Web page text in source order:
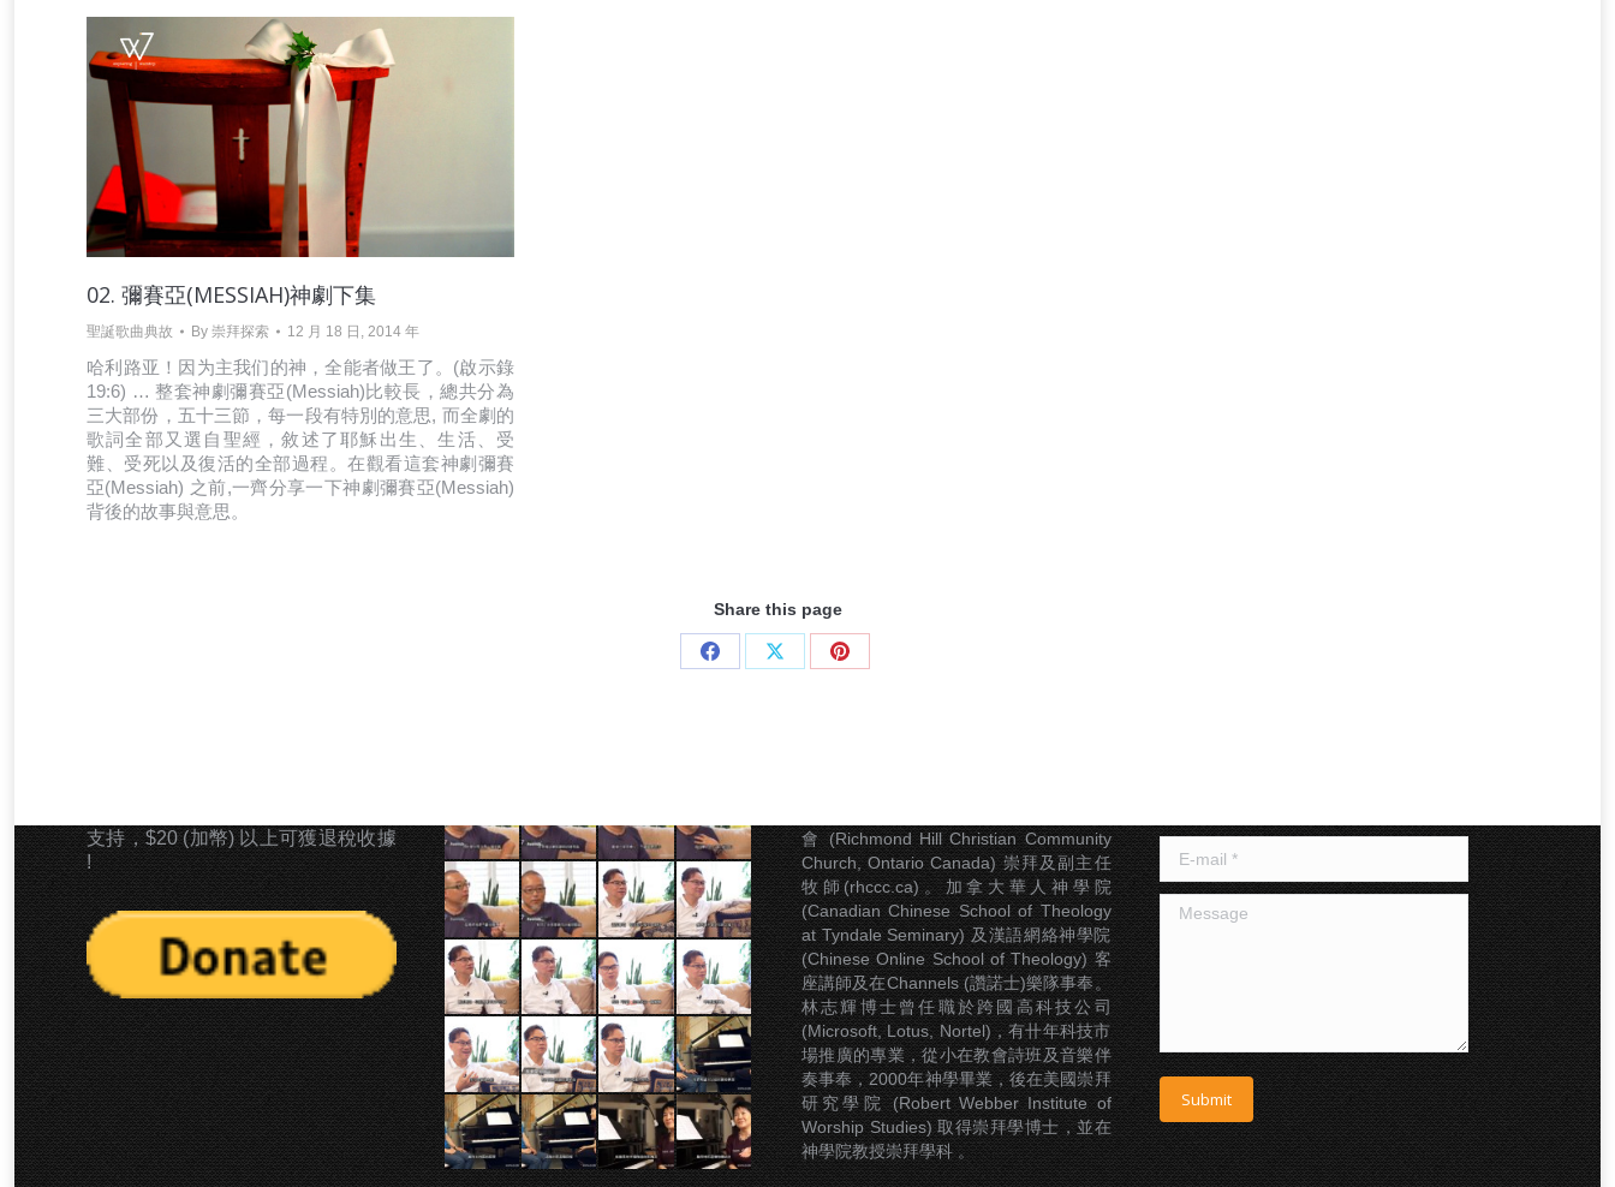
02. 彌賽亞(MESSIAH)神劇下集
聖誕歌曲典故 By 崇拜探索 12 月 18 日, 2014 年
哈利路亚！因为主我们的神，全能者做王了。(啟示錄
19:6) … 整套神劇彌賽亞(Messiah)比較長，總共分為
三大部份，五十三節，每一段有特別的意思, 而全劇的
歌詞全部又選自聖經，敘述了耶穌出生、生活、受
難、受死以及復活的全部過程。在觀看這套神劇彌賽
亞(Messiah) 之前,一齊分享一下神劇彌賽亞(Messiah)
背後的故事與意思。
Share this page
Share
Share
Share
支持，$20 (加幣) 以上可獲退稅收據
!
會 (Richmond Hill Christian Community
Church, Ontario Canada) 崇拜及副主任
牧師(rhccc.ca)。加拿大華人神學院
(Canadian Chinese School of Theology
at Tyndale Seminary) 及漢語網絡神學院
(Chinese Online School of Theology) 客
座講師及在Channels (讚諾士)樂隊事奉。
林志輝博士曾任職於跨國高科技公司
(Microsoft, Lotus, Nortel)，有卄年科技市
場推廣的專業，從小在教會詩班及音樂伴
奏事奉，2000年神學畢業，後在美國崇拜
研究學院 (Robert Webber Institute of
Worship Studies) 取得崇拜學博士，並在
神學院教授崇拜學科 。
Message
Submit